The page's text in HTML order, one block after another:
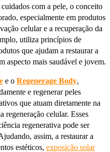
com a pele, o conceito
especialmente em produtos
celular e a recuperação da
utiliza princípios de
que ajudam a restaurar a
aspecto mais saudável e jovem.
e o Regenerage Body,
e regenerar peles
que atuam diretamente na
regeneração celular. Esses
regenerativa pode ser
assim, a restaurar a
estéticos, exposição solar